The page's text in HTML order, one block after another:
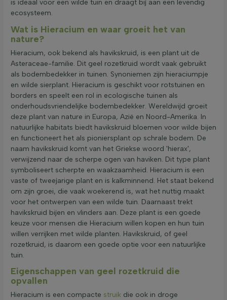
is ideaal voor een wilde tuin en draagt bij aan een levendig
ecosysteem.
Wat is Hieracium en waar groeit het van
nature?
Hieracium, ook bekend als havikskruid, is een plant uit de
Asteraceae-familie. Dit geel rozetkruid wordt vaak gebruikt
als bodembedekker in tuinen. Synoniemen zijn hieraciumpje
en wilde sierplant. Hieracium is geschikt voor rotstuinen en
borders en speelt een rol in ecologische tuinen als
onderhoudsvriendelijke bodembedekker. Wereldwijd groeit
deze plant van nature in Europa, Azië en Noord-Amerika. In
natuurlijke habitats biedt havikskruid bloemen voor wilde bijen
en functioneert het als pioniersplant op schrale bodem. De
naam havikskruid komt van het Griekse woord 'hierax',
verwijzend naar de scherpe ogen van haviken. Dit type plant
symboliseert scherpte en waakzaamheid. Hieracium is een
vaste of tweejarige plant en is kalkminnend. Het staat bekend
om zijn groei, die vaak woekerend is, wat het nuttig maakt
voor het ontwerpen van een wilde tuin. Daarnaast trekt
havikskruid bijen en vlinders aan. Deze plant is een goede
keuze voor mensen die Hieracium willen kopen en hun tuin
willen verrijken met wilde planten. Havikskruid, of geel
rozetkruid, is daarom een goede optie voor een natuurlijke
tuin.
Eigenschappen van geel rozetkruid die
opvallen
Hieracium is een compacte struik die ook in droge